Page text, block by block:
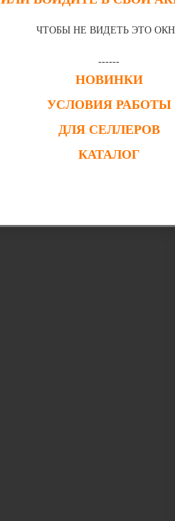
ЧТОБЫ НЕ ВИДЕТЬ ЭТО
------
НОВИНКИ
УСЛОВИЯ РАБОТЫ
ДЛЯ СЕЛЛЕРОВ
КАТАЛОГ